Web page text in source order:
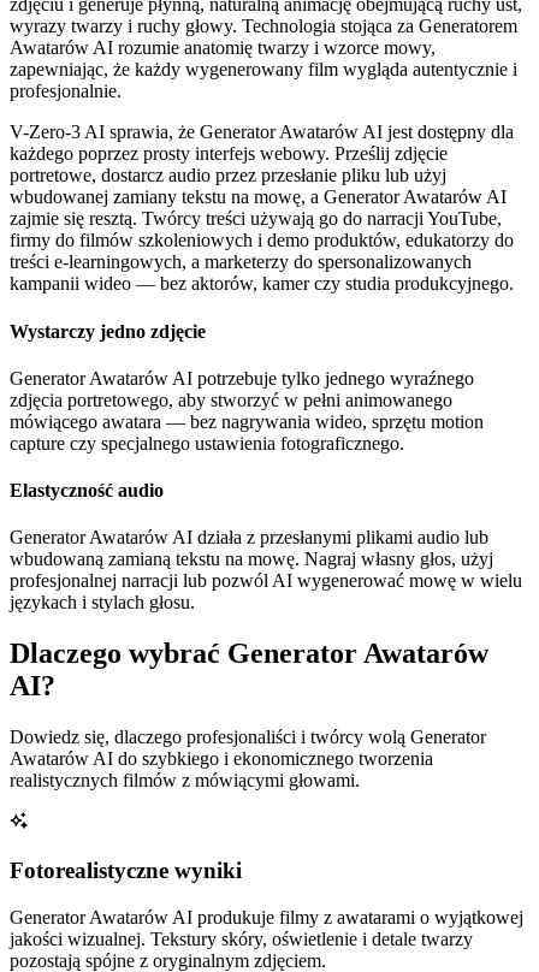
zdjęciu i generuje płynną, naturalną animację obejmującą ruchy ust,
wyrazy twarzy i ruchy głowy. Technologia stojąca za Generatorem
Awatarów AI rozumie anatomię twarzy i wzorce mowy,
zapewniając, że każdy wygenerowany film wygląda autentycznie i
profesjonalnie.
V-Zero-3 AI sprawia, że Generator Awatarów AI jest dostępny dla
każdego poprzez prosty interfejs webowy. Prześlij zdjęcie
portretowe, dostarcz audio przez przesłanie pliku lub użyj
wbudowanej zamiany tekstu na mowę, a Generator Awatarów AI
zajmie się resztą. Twórcy treści używają go do narracji YouTube,
firmy do filmów szkoleniowych i demo produktów, edukatorzy do
treści e-learningowych, a marketerzy do spersonalizowanych
kampanii wideo — bez aktorów, kamer czy studia produkcyjnego.
Wystarczy jedno zdjęcie
Generator Awatarów AI potrzebuje tylko jednego wyraźnego
zdjęcia portretowego, aby stworzyć w pełni animowanego
mówiącego awatara — bez nagrywania wideo, sprzętu motion
capture czy specjalnego ustawienia fotograficznego.
Elastyczność audio
Generator Awatarów AI działa z przesłanymi plikami audio lub
wbudowaną zamianą tekstu na mowę. Nagraj własny głos, użyj
profesjonalnej narracji lub pozwól AI wygenerować mowę w wielu
językach i stylach głosu.
Dlaczego wybrać Generator Awatarów
AI?
Dowiedz się, dlaczego profesjonaliści i twórcy wolą Generator
Awatarów AI do szybkiego i ekonomicznego tworzenia
realistycznych filmów z mówiącymi głowami.
Fotorealistyczne wyniki
Generator Awatarów AI produkuje filmy z awatarami o wyjątkowej
jakości wizualnej. Tekstury skóry, oświetlenie i detale twarzy
pozostają spójne z oryginalnym zdjęciem.